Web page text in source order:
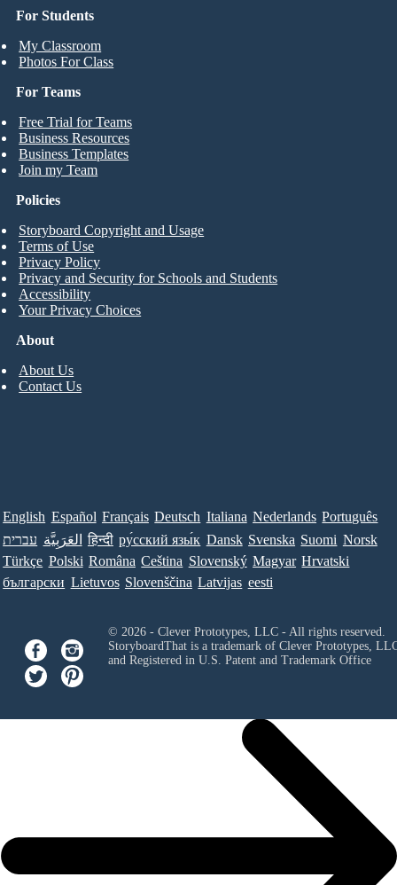
For Students
My Classroom
Photos For Class
For Teams
Free Trial for Teams
Business Resources
Business Templates
Join my Team
About
About Us
Contact Us
Policies
Storyboard Copyright and Usage
Terms of Use
Privacy Policy
Privacy and Security for Schools and Students
Accessibility
Your Privacy Choices
English Español Français Deutsch Italiana Nederlands Português
עברית العَرَبِيَّة हिन्दी ру́сский язы́к Dansk Svenska Suomi Norsk
Türkçe Polski Româna Ceština Slovenský Magyar Hrvatski
български Lietuvos Slovenščina Latvijas eesti
© 2026 - Clever Prototypes, LLC - All rights reserved.
StoryboardThat is a trademark of Clever Prototypes,
and Registered in U.S. Patent and Trademark Office